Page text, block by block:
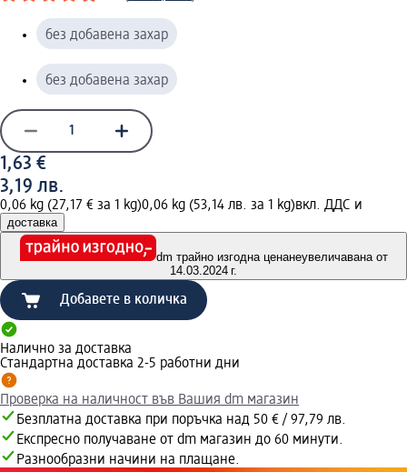
без добавена захар
без добавена захар
1,63 €
3,19 лв.
0,06 kg (27,17 € за 1 kg)0,06 kg (53,14 лв. за 1 kg)вкл. ДДС и
доставка
dm трайно изгодна ценанеувеличавана от
14.03.2024 г.
Добавете в количка
Налично за доставка
Стандартна доставка 2-5 работни дни
Проверка на наличност във Вашия dm магазин
Безплатна доставка при поръчка над 50 € / 97,79 лв.
Експресно получаване от dm магазин до 60 минути.
Разнообразни начини на плащане.